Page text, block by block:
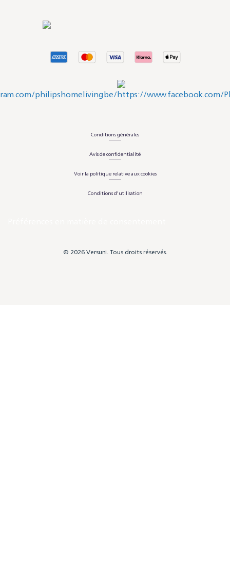
Conditions générales
Avis de confidentialité
Voir la politique relative aux cookies
Conditions d'utilisation
© 2026 Versuni. Tous droits réservés.